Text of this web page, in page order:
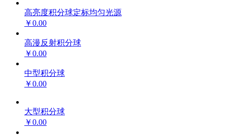
高亮度积分球定标均匀光源
￥0.00
高漫反射积分球
￥0.00
中型积分球
￥0.00
大型积分球
￥0.00